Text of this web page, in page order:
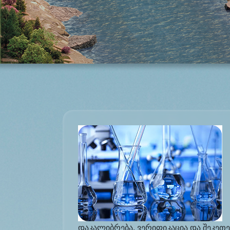
დაკალიბრება, ვერიფიკაცია და